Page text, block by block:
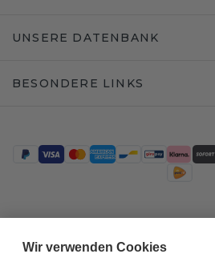
UNSERE DATENBANK
BESONDERE LINKS
Wir verwenden Cookies